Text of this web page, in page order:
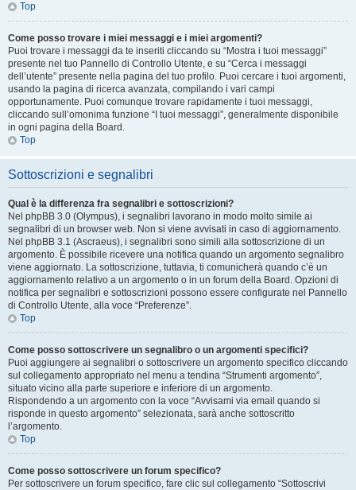
Top
Come posso trovare i miei messaggi e i miei argomenti?
Puoi trovare i messaggi da te inseriti cliccando su “Mostra i tuoi messaggi”
presente nel tuo Pannello di Controllo Utente, e su “Cerca i messaggi
dell’utente” presente nella pagina del tuo profilo. Puoi cercare i tuoi argomenti,
usando la pagina di ricerca avanzata, compilando i vari campi
opportunamente. Puoi comunque trovare rapidamente i tuoi messaggi,
cliccando sull’omonima funzione “I tuoi messaggi”, generalmente disponibile
in ogni pagina della Board.
Top
Sottoscrizioni e segnalibri
Qual è la differenza fra segnalibri e sottoscrizioni?
Nel phpBB 3.0 (Olympus), i segnalibri lavorano in modo molto simile ai
segnalibri di un browser web. Non si viene avvisati in caso di aggiornamento.
Nel phpBB 3.1 (Ascraeus), i segnalibri sono simili alla sottoscrizione di un
argomento. È possibile ricevere una notifica quando un argomento segnalibro
viene aggiornato. La sottoscrizione, tuttavia, ti comunicherà quando c’è un
aggiornamento relativo a un argomento o in un forum della Board. Opzioni di
notifica per segnalibri e sottoscrizioni possono essere configurate nel Pannello
di Controllo Utente, alla voce “Preferenze”.
Top
Come posso sottoscrivere un segnalibro o un argomenti specifici?
Puoi aggiungere ai segnalibri o sottoscrivere un argomento specifico cliccando
sul collegamento appropriato nel menu a tendina “Strumenti argomento”,
situato vicino alla parte superiore e inferiore di un argomento.
Rispondendo a un argomento con la voce “Avvisami via email quando si
risponde in questo argomento” selezionata, sarà anche sottoscritto
l’argomento.
Top
Come posso sottoscrivere un forum specifico?
Per sottoscrivere un forum specifico, fare clic sul collegamento “Sottoscrivi